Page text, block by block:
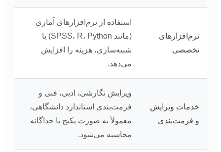
نرم‌افزارهای
تخصصی
استفاده از نرم‌افزارهای آماری
(مانند SPSS، R، Python) یا
شبیه‌سازی، هزینه را افزایش
می‌دهد.
خدمات ویرایش
و فرمت‌بندی
ویرایش نگارشی، ادبی، فنی و
فرمت‌بندی استاندارد دانشگاهی،
معمولاً به صورت پکیج یا جداگانه
محاسبه می‌شود.